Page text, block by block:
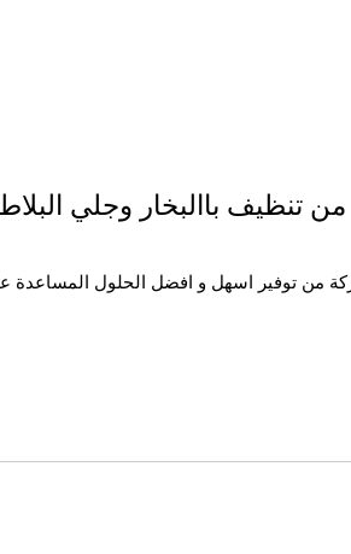
من توفير اسهل و افضل الحلول المساعدة